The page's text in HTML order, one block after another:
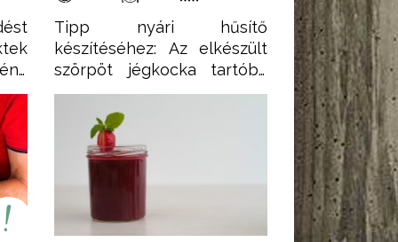
is
a
Tipp nyári hűsítő
készítéséhez: Az elkészült
szörpöt jégkocka tartóba
adagoljuk, majd
lefagyasztjuk. Ezután nincs
más dolgunk, mint a meleg
nyári estéken a pohár
rozénkba beletenni.